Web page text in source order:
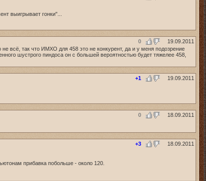
выигрывает гонки"...
0 19.09.2011
всё, так что ИМХО для 458 это не конкурент, да и у меня подозрение
шустрого пиндоса он с большей вероятностью будет тяжелее 458,
+1 19.09.2011
0 18.09.2011
+3 18.09.2011
прибавка побольше - около 120.